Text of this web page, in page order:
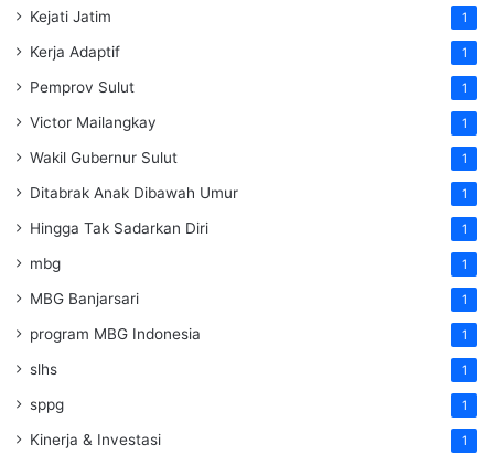
Kejati Jatim 1
Kerja Adaptif 1
Pemprov Sulut 1
Victor Mailangkay 1
Wakil Gubernur Sulut 1
Ditabrak Anak Dibawah Umur 1
Hingga Tak Sadarkan Diri 1
mbg 1
MBG Banjarsari 1
program MBG Indonesia 1
slhs 1
sppg 1
Kinerja & Investasi 1